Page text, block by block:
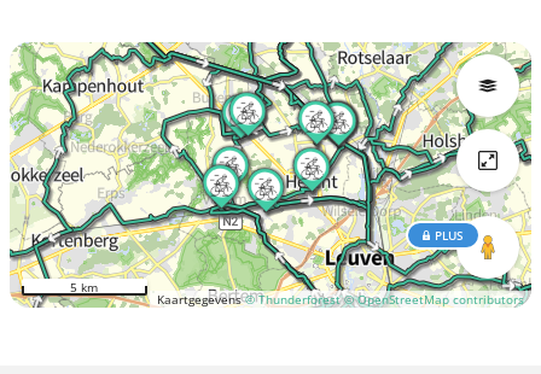
Kaartgegevens© Thunderforest © OpenStreetMap contributors
PLUS
5 km